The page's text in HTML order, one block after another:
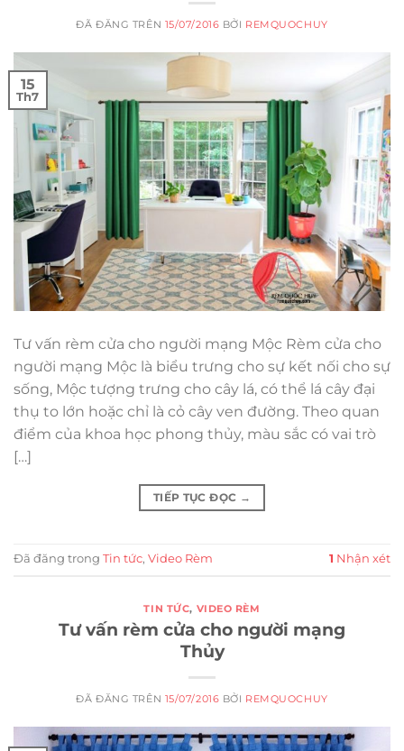
ĐÃ ĐĂNG TRÊN 15/07/2016 BỞI REMQUOCHUY
15
Th7
Tư vấn rèm cửa cho người mạng Mộc Rèm cửa cho
người mạng Mộc là biểu trưng cho sự kết nối cho sự
sống, Mộc tượng trưng cho cây lá, có thể lá cây đại
thụ to lớn hoặc chỉ là cỏ cây ven đường. Theo quan
điểm của khoa học phong thủy, màu sắc có vai trò
[…]
TIẾP TỤC ĐỌC →
Đã đăng trong Tin tức, Video Rèm 1 Nhận xét
TIN TỨC, VIDEO RÈM
Tư vấn rèm cửa cho người mạng
Thủy
ĐÃ ĐĂNG TRÊN 15/07/2016 BỞI REMQUOCHUY